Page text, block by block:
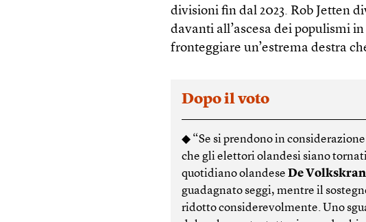
divisioni fin dal 2023. Rob Jetten
davanti all’ascesa dei populismi
fronteggiare un’estrema destra
Dopo il voto
◆ “Se si prendono in
che gli elettori olandesi siano
quotidiano olandeseDe
guadagnato seggi, mentre il
ridotto considerevolmente. Uno